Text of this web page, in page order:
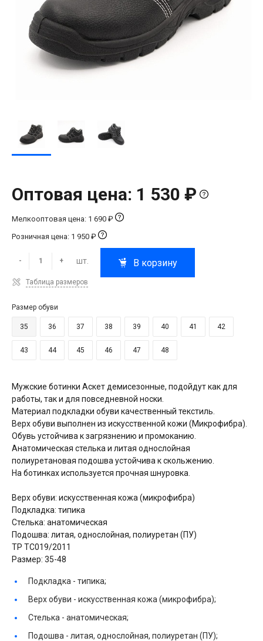
Оптовая цена: 1 530 ₽
Мелкооптовая цена: 1 690 ₽
Розничная цена: 1 950 ₽
- + шт. В корзину
Таблица размеров
Размер обуви
35 36 37 38 39 40 41 42
43 44 45 46 47 48
Мужские ботинки Аскет демисезонные, подойдут как для
работы, так и для повседневной носки.
Материал подкладки обуви качественный текстиль.
Верх обуви выполнен из искусственной кожи (Микрофибра).
Обувь устойчива к загрязнению и промоканию.
Анатомическая стелька и литая однослойная
полиуретановая подошва устойчива к скольжению.
На ботинках используется прочная шнуровка.
Верх обуви: искусственная кожа (микрофибра)
Подкладка: типика
Стелька: анатомическая
Подошва: литая, однослойная, полиуретан (ПУ)
ТР ТС019/2011
Размер: 35-48
Подкладка - типика;
Верх обуви - искусственная кожа (микрофибра);
Стелька - анатомическая;
Подошва - литая, однослойная, полиуретан (ПУ);